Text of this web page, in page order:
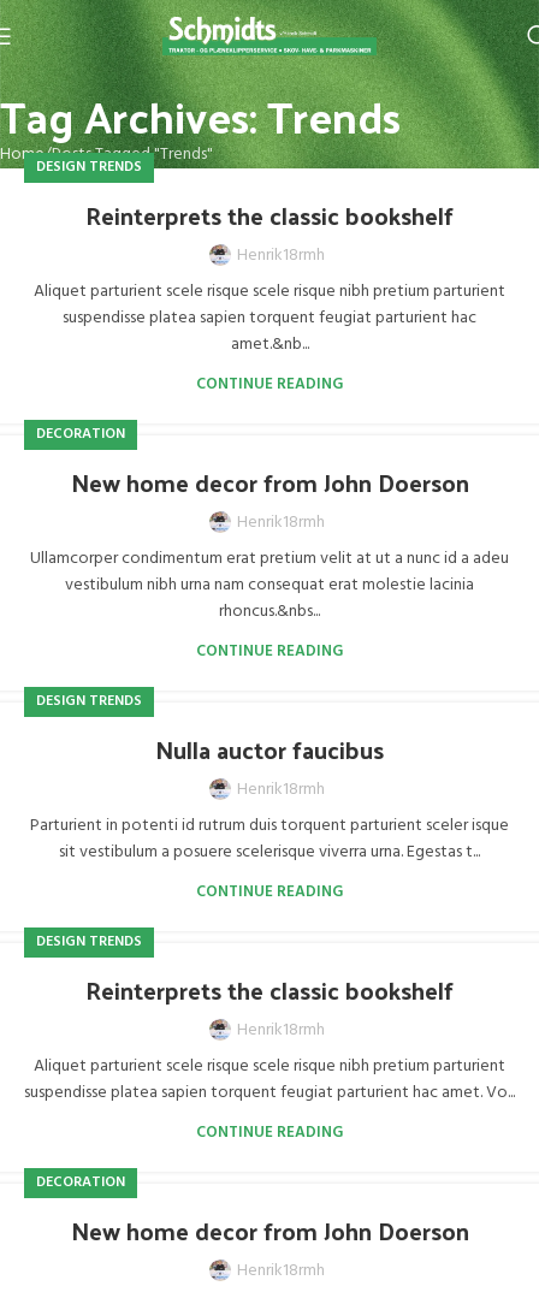
Tag Archives: Trends
Home Posts Tagged "Trends"
DESIGN TRENDS
Reinterprets the classic bookshelf
Henrik18rmh
Aliquet parturient scele risque scele risque nibh pretium parturient
suspendisse platea sapien torquent feugiat parturient hac
amet.&nb...
CONTINUE READING
DECORATION
New home decor from John Doerson
Henrik18rmh
Ullamcorper condimentum erat pretium velit at ut a nunc id a adeu
vestibulum nibh urna nam consequat erat molestie lacinia
rhoncus.&nbs...
CONTINUE READING
DESIGN TRENDS
Nulla auctor faucibus
Henrik18rmh
Parturient in potenti id rutrum duis torquent parturient sceler isque
sit vestibulum a posuere scelerisque viverra urna. Egestas t...
CONTINUE READING
DESIGN TRENDS
Reinterprets the classic bookshelf
Henrik18rmh
Aliquet parturient scele risque scele risque nibh pretium parturient
suspendisse platea sapien torquent feugiat parturient hac amet. Vo...
CONTINUE READING
DECORATION
New home decor from John Doerson
Henrik18rmh